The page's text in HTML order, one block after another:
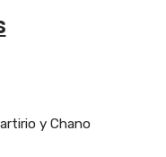
y Chano